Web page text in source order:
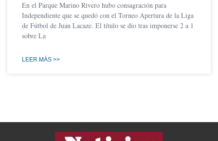
En el Parque Marino Rivero hubo consagración para
Independiente que se quedó con el Torneo Apertura de la Liga
de Fútbol de Juan Lacaze. El título se dio tras imponerse 2 a 1
sobre La
LEER MÁS >>